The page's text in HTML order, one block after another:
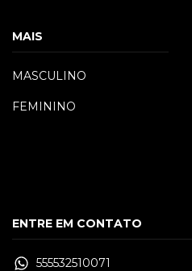
MAIS
MASCULINO
FEMININO
ENTRE EM CONTATO
555532510071